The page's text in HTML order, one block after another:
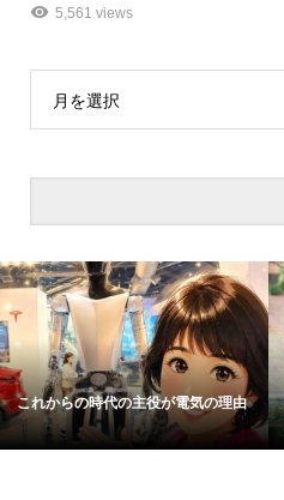
5,561 views
月を選択
これからの時代の主役が電気の理由